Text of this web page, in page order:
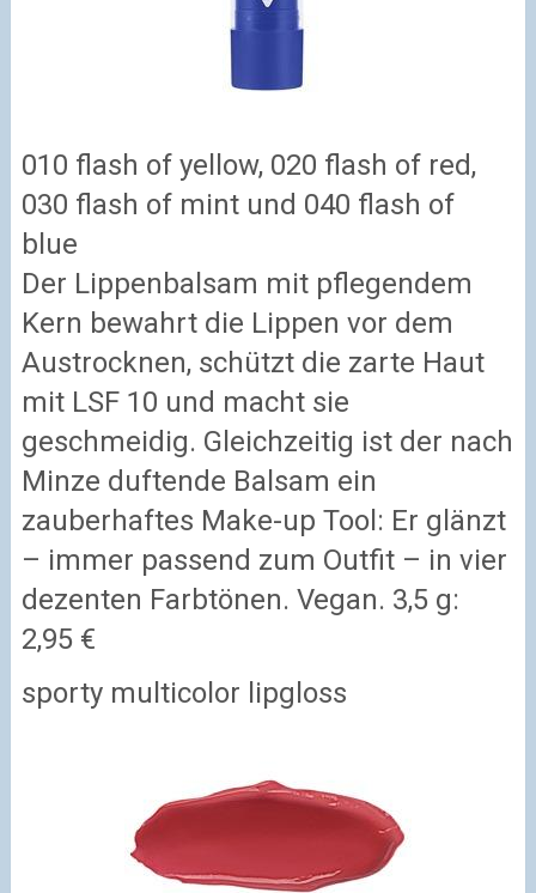
010 flash of yellow, 020 flash of red,
030 flash of mint und 040 flash of
blue
Der Lippenbalsam mit pflegendem
Kern bewahrt die Lippen vor dem
Austrocknen, schützt die zarte Haut
mit LSF 10 und macht sie
geschmeidig. Gleichzeitig ist der nach
Minze duftende Balsam ein
zauberhaftes Make-up Tool: Er glänzt
– immer passend zum Outfit – in vier
dezenten Farbtönen. Vegan. 3,5 g:
2,95 €
sporty multicolor lipgloss